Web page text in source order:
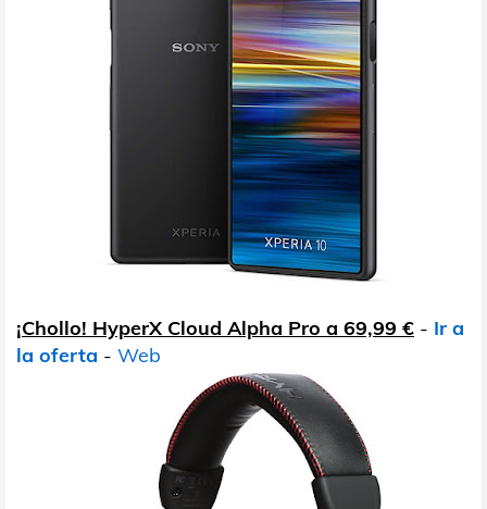
¡Chollo! HyperX Cloud Alpha Pro a 69,99 € - Ir a
la oferta - Web